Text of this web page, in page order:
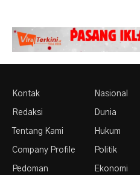
Kontak
Redaksi
Tentang Kami
Company Profile
Pedoman
Nasional
Dunia
Hukum
Politik
Ekonomi